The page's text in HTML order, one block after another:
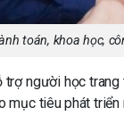
toán, khoa học,
người học
mục tiêu phát